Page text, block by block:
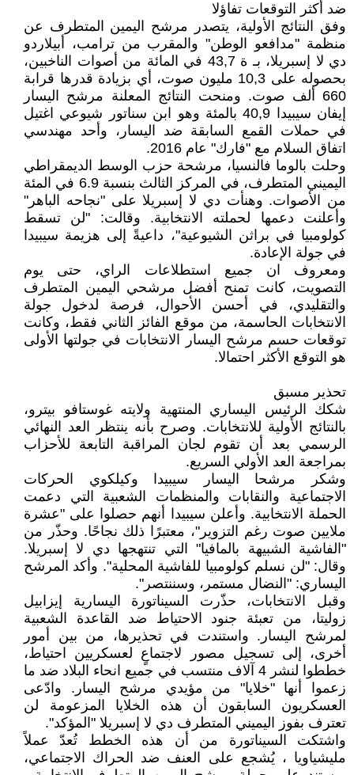
ضد أكثر التوقعات تفاؤلا
وفق النتائج الأولية، يتصدر مرشح اليمين المتطرف عن
منظمة "مدافعو الوطن" والمقرب من ترامب، أبيلاردو
دي لا إسبريلا، بـ ة 43,7 في المائة من أصوات الناخبين،
بحصوله على 10,3 مليون صوت، أي بزيادة قدرها قرابة
660 ألف صوت. ومنحت النتائج المعلنة مرشح اليسار
إيفان سيبيدا 40,9 بالمئة وهو ابن سناتور شيوعي اغتيل
في حملات القمع السابقة ضد اليسار، وأحد مهندسي
اتفاق السلام مع "فارك" عام 2016.
وحلت بالوما فالنسيا، مرشحة حزب الوسط الديمقراطي
اليميني المتطرف، في المركز الثالث بنسبة 6.9 في المئة
من الأصوات. وهنأت دي لا إسبريلا على "نجاحه الباهر"
وأعلنت دعمها لحملته الانتخابية. وقالت: "لن تسقط
كولومبيا في براثن الشيوعية"، داعيةً إلى هزيمة سيبيدا
في جولة الإعادة.
ومعروف ان جميع استطلاعات الراي، حتى يوم
التصويت، كانت تمنح أفضل مرشحي اليمين المتطرف
والتقليدي، في أحسن الأحوال، فرصة لدخول جولة
الانتخابات الحاسمة، من موقع الفائز الثاني فقط، وكانت
توقعات حسم مرشح اليسار الانتخابات في جولتها الأولى
هو التوقع الأكثر احتمالا.
تحذير مسبق
شكك الرئيس اليساري المنتهية ولايته غوستافو بيترو،
بالنتائج الأولية للانتخابات. وصرح بأنه ينتظر العد النهائي
الرسمي بعد أن تقوم لجان المراقبة التابعة للأحزاب
بمراجعة العد الأولي السريع.
وشكر مرشحا اليسار سيبيدا وكيلكوي الحركات
الاجتماعية والنقابات والمنظمات الشعبية التي دعمت
الحملة الانتخابية. وأعلن سيبيدا أنهم حصلوا على "عشرة
ملايين صوت رغم التزوير"، معتبرًا ذلك نجاحًا. وحذّر من
"الفاشية الشبيهة بالمافيا" التي تنتهجها دي لا إسبريلا.
وقال: "لن نسلم كولومبيا للفاشية المحلية". وأكد المرشح
اليساري: "النضال مستمر، وسننتصر".
وقبل الانتخابات، حذّرت السيناتورة اليسارية إيزابيل
زوليتا، من تعبئة جنود الاحتياط ضد القاعدة الشعبية
لمرشح اليسار. واستندت في تحذيرها، من بين أمور
أخرى، إلى تسجيل مصور لاجتماعٍ لعسكريين احتياط،
خططوا لنشر 4 آلاف منتسب في جميع انحاء البلاد ضد ما
زعموا أنها "خلايا" من مؤيدي مرشح اليسار. وادّعى
العسكريون السابقون أن هذه الخلايا المزعومة لن
تعترف بفوز اليميني المتطرف دي لا إسبريلا "المؤكد".
واشتكت السيناتورة من أن هذه الخطط تُعدّ عملاً
مليشياويا ، يُشجع على العنف ضد الحراك الاجتماعي،